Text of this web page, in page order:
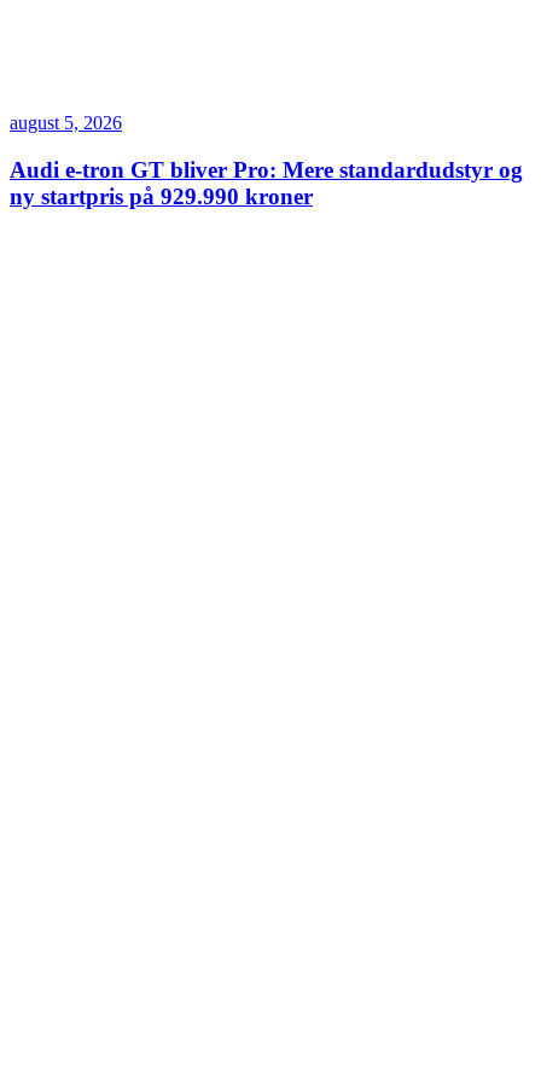
august 5, 2026
Audi e-tron GT bliver Pro: Mere standardudstyr og
ny startpris på 929.990 kroner